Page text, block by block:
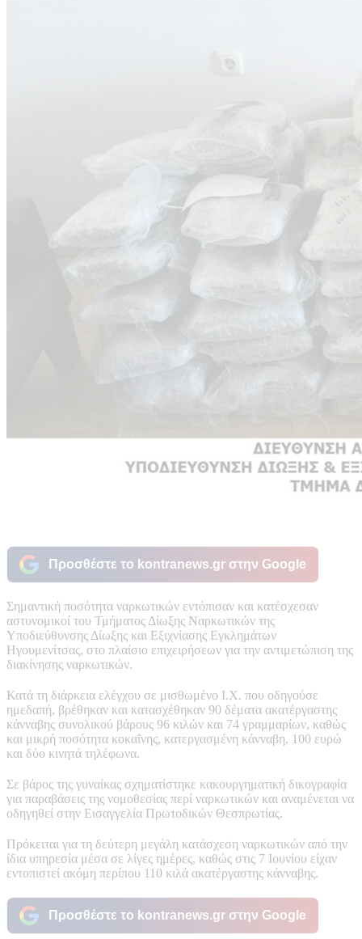
Προσθέστε το kontranews.gr στην Google
Σημαντική ποσότητα ναρκωτικών εντόπισαν και κατέσχεσαν
αστυνομικοί του Τμήματος Δίωξης Ναρκωτικών της
Υποδιεύθυνσης Δίωξης και Εξιχνίασης Εγκλημάτων
Ηγουμενίτσας, στο πλαίσιο επιχειρήσεων για την αντιμετώπιση της
διακίνησης ναρκωτικών.
Κατά τη διάρκεια ελέγχου σε μισθωμένο Ι.Χ. που οδηγούσε
ημεδαπή, βρέθηκαν και κατασχέθηκαν 90 δέματα ακατέργαστης
κάνναβης συνολικού βάρους 96 κιλών και 74 γραμμαρίων, καθώς
και μικρή ποσότητα κοκαΐνης, κατεργασμένη κάνναβη, 100 ευρώ
και δύο κινητά τηλέφωνα.
Σε βάρος της γυναίκας σχηματίστηκε κακουργηματική δικογραφία
για παραβάσεις της νομοθεσίας περί ναρκωτικών και αναμένεται να
οδηγηθεί στην Εισαγγελία Πρωτοδικών Θεσπρωτίας.
Πρόκειται για τη δεύτερη μεγάλη κατάσχεση ναρκωτικών από την
ίδια υπηρεσία μέσα σε λίγες ημέρες, καθώς στις 7 Ιουνίου είχαν
εντοπιστεί ακόμη περίπου 110 κιλά ακατέργαστης κάνναβης.
Προσθέστε το kontranews.gr στην Google